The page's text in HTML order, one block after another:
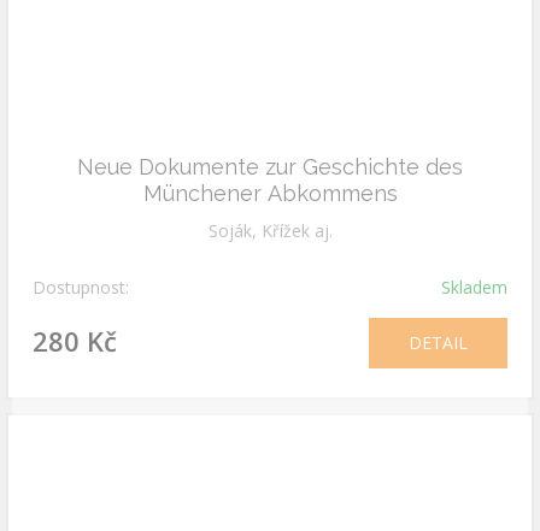
Neue Dokumente zur Geschichte des
Münchener Abkommens
Soják, Křížek aj.
Dostupnost: Skladem
280 Kč DETAIL